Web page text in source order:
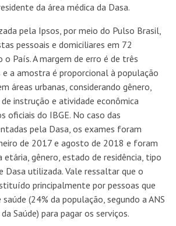
da área médica da Dasa.
pela Ipsos, por meio do Pulso Brasil,
pessoais e domiciliares em 72
País. A margem de erro é de três
a amostra é proporcional à população
áreas urbanas, considerando gênero,
instrução e atividade econômica
oficiais do IBGE. No caso das
pela Dasa, os exames foram
de 2017 e agosto de 2018 e foram
etária, gênero, estado de residência, tipo
Dasa utilizada. Vale ressaltar que o
principalmente por pessoas que
(24% da população, segundo a ANS
Saúde) para pagar os serviços.